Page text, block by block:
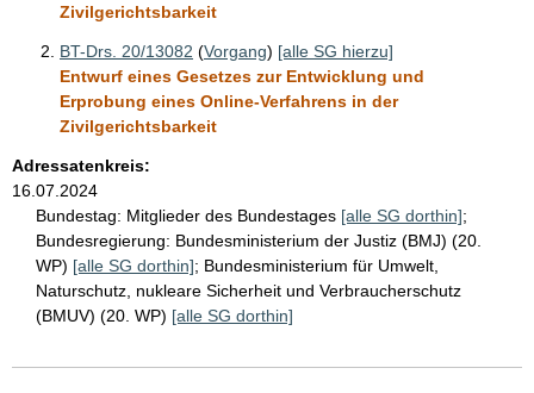
Zivilgerichtsbarkeit
BT-Drs. 20/13082 (Vorgang) [alle SG hierzu]
Entwurf eines Gesetzes zur Entwicklung und
Erprobung eines Online-Verfahrens in der
Zivilgerichtsbarkeit
Adressatenkreis:
16.07.2024
Bundestag: Mitglieder des Bundestages [alle SG dorthin];
Bundesregierung: Bundesministerium der Justiz (BMJ) (20.
WP) [alle SG dorthin]; Bundesministerium für Umwelt,
Naturschutz, nukleare Sicherheit und Verbraucherschutz
(BMUV) (20. WP) [alle SG dorthin]